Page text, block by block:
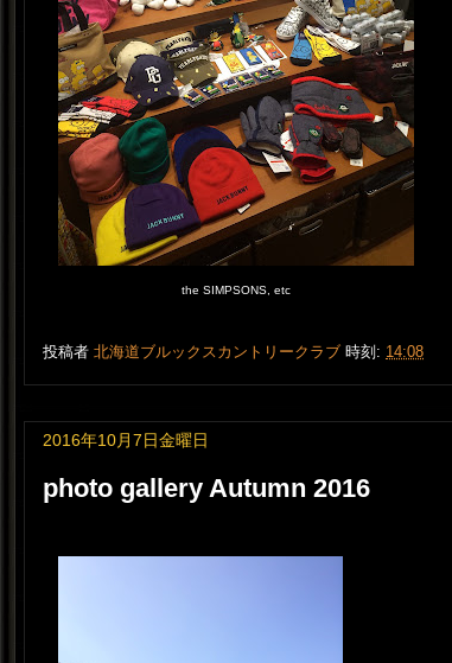
the SIMPSONS, etc
投稿者 北海道ブルックスカントリークラブ 時刻: 14:08
2016年10月7日金曜日
photo gallery Autumn 2016